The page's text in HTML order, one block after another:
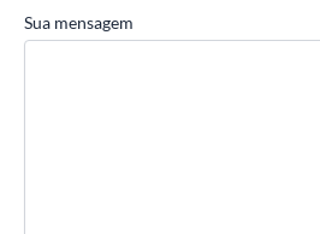
Sua mensagem